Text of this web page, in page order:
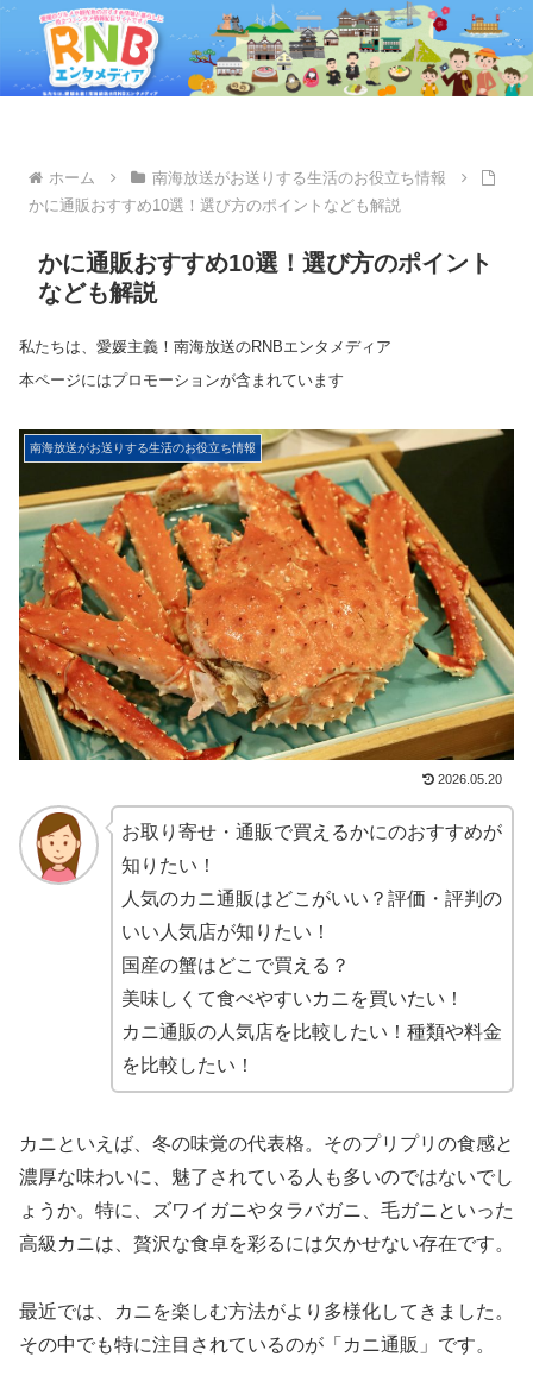
ホーム
南海放送がお送りする生活のお役立ち情報
かに通販おすすめ10選！選び方のポイントなども解説
かに通販おすすめ10選！選び方のポイント
なども解説
私たちは、愛媛主義！南海放送のRNBエンタメディア
本ページにはプロモーションが含まれています
南海放送がお送りする生活のお役立ち情報
2026.05.20
お取り寄せ・通販で買えるかにのおすすめが
知りたい！
人気のカニ通販はどこがいい？評価・評判の
いい人気店が知りたい！
国産の蟹はどこで買える？
美味しくて食べやすいカニを買いたい！
カニ通販の人気店を比較したい！種類や料金
を比較したい！
カニといえば、冬の味覚の代表格。そのプリプリの食感と
濃厚な味わいに、魅了されている人も多いのではないでし
ょうか。特に、ズワイガニやタラバガニ、毛ガニといった
高級カニは、贅沢な食卓を彩るには欠かせない存在です。
最近では、カニを楽しむ方法がより多様化してきました。
その中でも特に注目されているのが「カニ通販」です。